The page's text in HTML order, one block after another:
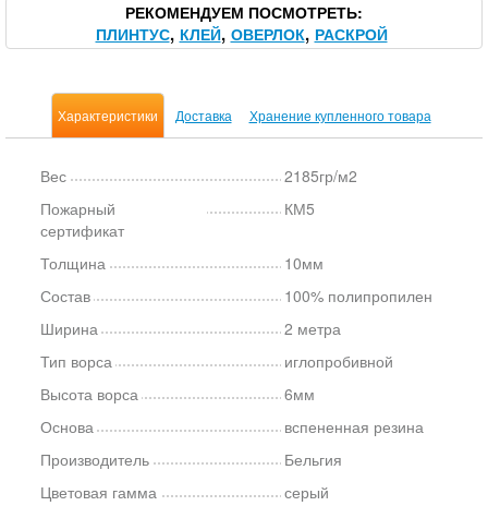
РЕКОМЕНДУЕМ ПОСМОТРЕТЬ
ПЛИНТУС КЛЕЙ ОВЕРЛОК РАСКРОЙ
Характеристики Доставка Хранение купленного товара
Вес
2185гр/м2
Пожарный
сертификат
КМ5
Толщина
10мм
Состав
100% полипропилен
Ширина
2 метра
Тип ворса
иглопробивной
Высота ворса
6мм
Основа
вспененная резина
Производитель
Бельгия
Цветовая гамма
серый